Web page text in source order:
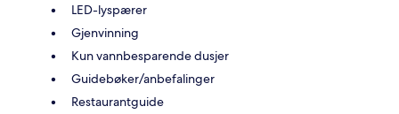
LED-lyspærer
Gjenvinning
Kun vannbesparende dusjer
Guidebøker/anbefalinger
Restaurantguide